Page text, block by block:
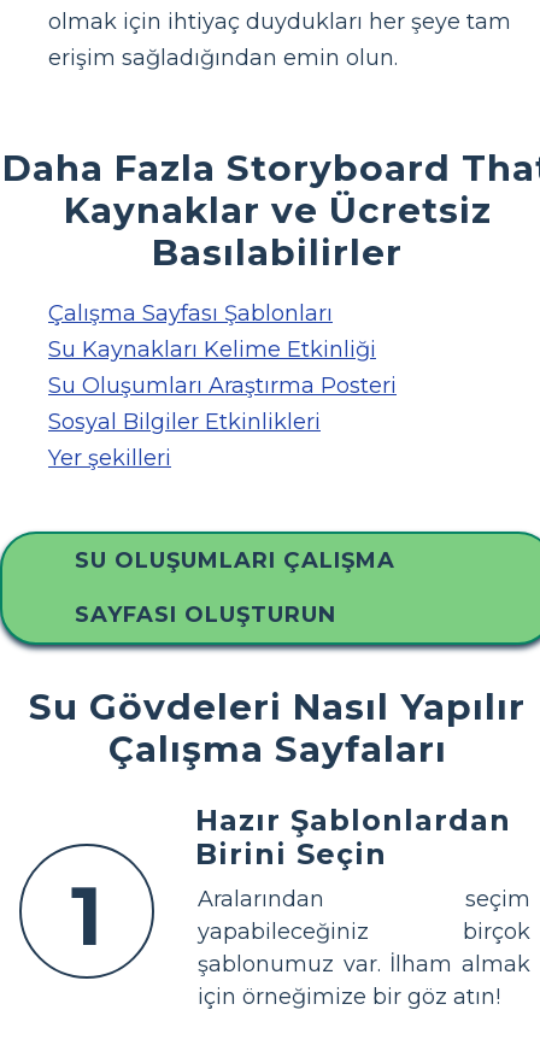
olmak için ihtiyaç duydukları her şeye tam
erişim sağladığından emin olun.
Daha Fazla Storyboard
Kaynaklar ve Ücretsiz
Basılabilirler
Çalışma Sayfası Şablonları
Su Kaynakları Kelime Etkinliği
Su Oluşumları Araştırma Posteri
Sosyal Bilgiler Etkinlikleri
Yer şekilleri
SU OLUŞUMLARI ÇALIŞMA
SAYFASI OLUŞTURUN
Su Gövdeleri Nasıl Yapılır
Çalışma Sayfaları
1
Hazır Şablonlardan
Birini Seçin
Aralarından seçim
yapabileceğiniz birçok
şablonumuz var. İlham almak
için örneğimize bir göz atın!